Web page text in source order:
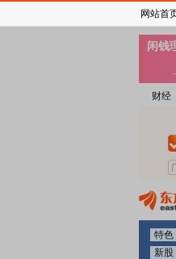
财经
特色
新股
网站首